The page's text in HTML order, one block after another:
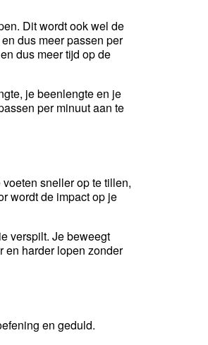
Dit wordt ook wel de
dus meer passen per
dus meer tijd op de
je beenlengte en je
per minuut aan te
sneller op te tillen,
wordt de impact op je
verspilt. Je beweegt
en harder lopen zonder
en geduld.